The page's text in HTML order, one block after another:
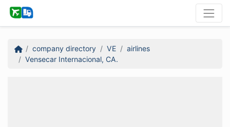
company directory VE
airlines
Vensecar Internacional, CA.